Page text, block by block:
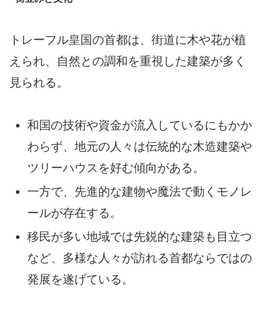
トレーフル皇国の首都は、街道に木や花が植
えられ、自然との調和を重視した建築が多く
見られる。
和国の技術や資金が流入しているにもかか
わらず、地元の人々は伝統的な木造建築や
ツリーハウスを好む傾向がある。
一方で、先進的な建物や魔法で動くモノレ
ールが存在する。
移民が多い地域では先鋭的な建築も目立つ
など、多様な人々が訪れる首都ならではの
発展を遂げている。